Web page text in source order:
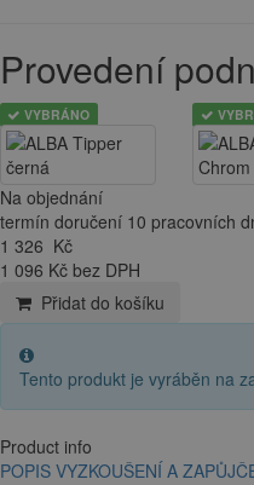
Provedení
VYBRÁNO
Na objednání
termín doručení 10 pracovních
1 326 Kč
1 096 Kč bez DPH
Přidat do košíku
Tento produkt je vyráběn na
Product info
POPIS VYZKOUŠENÍ A